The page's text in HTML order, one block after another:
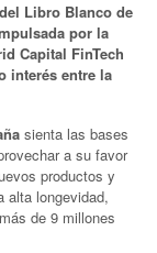
Libro Blanco de
por la
Capital FinTech
interés entre la
sienta las bases
a su favor
productos y
alta longevidad,
de 9 millones